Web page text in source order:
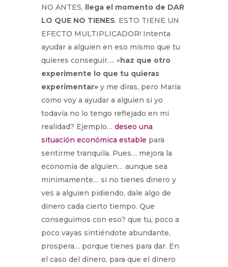
NO ANTES, llega el momento de DAR
LO QUE NO TIENES. ESTO TIENE UN
EFECTO MULTIPLICADOR! Intenta
ayudar a alguien en eso mismo que tu
quieres conseguir…. «haz que otro
experimente lo que tu quieras
experimentar»y me diras, pero Maria
como voy a ayudar a alguien si yo
todavía no lo tengo reflejado en mi
realidad? Ejemplo… deseo una
situación económica estable para
sentirme tranquila. Pues… mejora la
economía de alguien… aunque sea
minimamente… si no tienes dinero y
ves a alguien pidiendo, dale algo de
dinero cada cierto tiempo. Que
conseguimos con eso? que tu, poco a
poco vayas sintiéndote abundante,
prospera… porque tienes para dar. En
el caso del dinero, para que el dinero